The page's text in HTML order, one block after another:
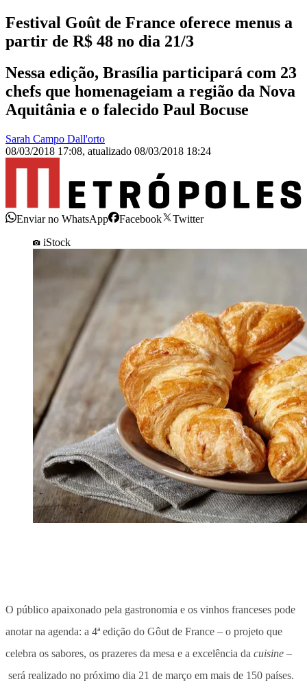
Festival Goût de France oferece menus a
partir de R$ 48 no dia 21/3
Nessa edição, Brasília participará com 23
chefs que homenageiam a região da Nova
Aquitânia e o falecido Paul Bocuse
Sarah Campo Dall'orto
08/03/2018 17:08, atualizado 08/03/2018 18:24
Enviar no WhatsApp Facebook
Twitter
iStock
O público apaixonado pela gastronomia e os vinhos franceses pode
anotar na agenda: a 4ª edição do Gôut de France – o projeto que
celebra os sabores, os prazeres da mesa e a excelência da cuisine –
será realizado no próximo dia 21 de março em mais de 150 países.